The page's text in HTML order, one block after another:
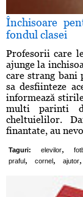
Închisoare
fondul clasei
Profesorii care
ajunge la
care strang bani
sa desfiinteze
informează
multi parinti
cheltuielilor.
finantate, au
Taguri: elevilor,
praful , cornel , ajutor,